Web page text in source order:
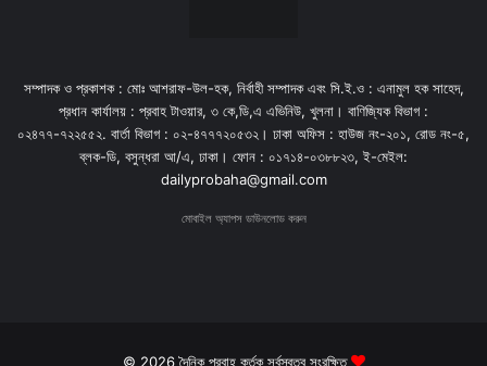
সম্পাদক ও প্রকাশক : মোঃ আশরাফ-উল-হক, নির্বাহী সম্পাদক এবং সি.ই.ও : এনামুল হক সাহেদ,
প্রধান কার্যালয় : প্রবাহ টাওয়ার, ৩ কে,ডি,এ এভিনিউ, খুলনা। বাণিজ্যিক বিভাগ :
০২৪৭৭-৭২২৫৫২. বার্তা বিভাগ : ০২-৪৭৭৭২০৫৩২। ঢাকা অফিস : হাউজ নং-২০১, রোড নং-৫,
ব্লক-ডি, বসুন্ধরা আ/এ, ঢাকা। ফোন : ০১৭১৪-০৩৮৮২৩, ই-মেইল:
dailyprobaha@gmail.com
মোবাইল অ্যাপস ডাউনলোড করুন
© 2026 দৈনিক প্রবাহ কর্তৃক সর্বস্বত্ব সংরক্ষিত